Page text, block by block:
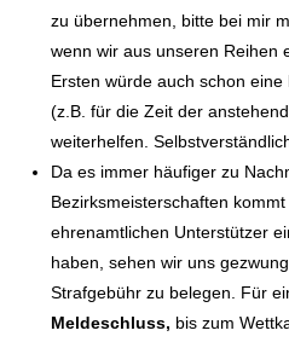
zu übernehmen, bitte bei mir
wenn wir aus unseren Reihen
Ersten würde auch schon
(z.B. für die Zeit der
weiterhelfen.
Da es immer häufiger zu
Bezirksmeisterschaften
ehrenamtlichen Unterstützer
haben, sehen wir uns
Strafgebühr zu belegen. Für
Meldeschluss, bis zum